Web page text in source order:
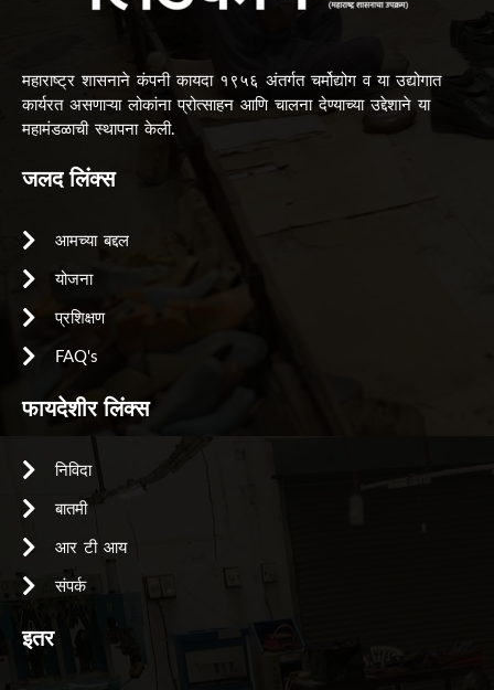
महाराष्ट्र शासनाने कंपनी कायदा १९५६ अंतर्गत चर्मोद्योग व या उद्योगात
कार्यरत असणाऱ्या लोकांना प्रोत्साहन आणि चालना देण्याच्या उद्देशाने या
महामंडळाची स्थापना केली.
जलद लिंक्स
आमच्या बद्दल
योजना
प्रशिक्षण
FAQ's
फायदेशीर लिंक्स
निविदा
बातमी
आर टी आय
संपर्क
इतर